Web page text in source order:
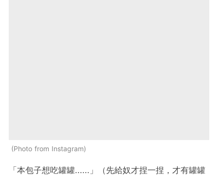
Photo from Instagram
「本包子想吃罐罐......」（先給奴才捏一捏，才有罐罐